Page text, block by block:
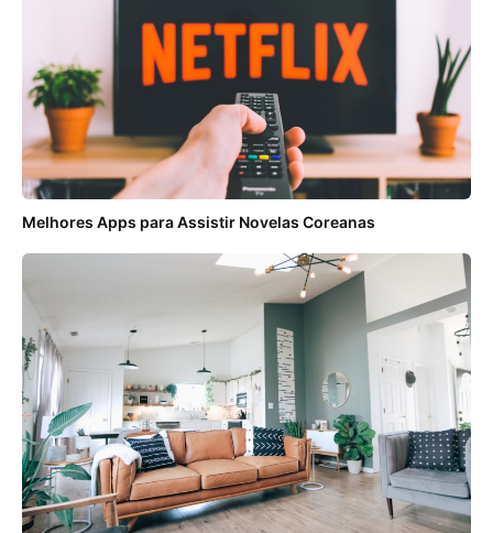
Melhores Apps para Assistir Novelas Coreanas